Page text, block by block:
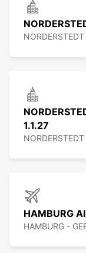
1.1.27
HAMBURG
HAMBURG -